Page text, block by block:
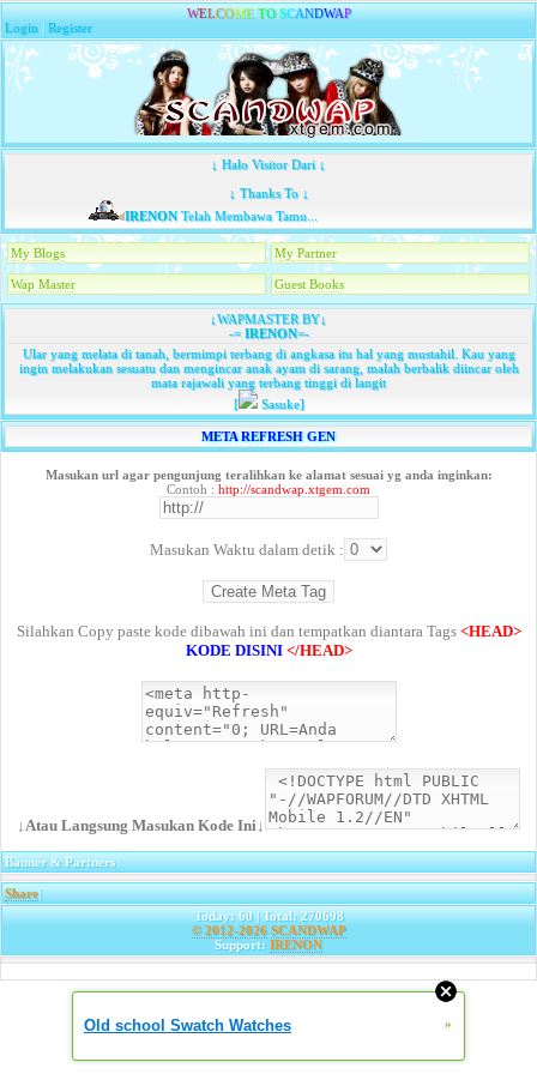
WELCOME TO SCANDWAP
Login |Register
↓ Halo Visitor Dari ↓
↓ Thanks To ↓
IRENONTelah Membawa Tamu...
My Blogs My Partner
Wap Master Guest Books
↓WAPMASTER BY↓
-=IRENON=-
Ular yang melata di tanah, bermimpi terbang di angkasa itu hal yang mustahil. Kau yang
ingin melakukan sesuatu dan mengincar anak ayam di sarang, malah berbalik diincar oleh
mata rajawali yang terbang tinggi di langit
[
Sasuke]
META REFRESH GEN
Masukan url agar pengunjung teralihkan ke alamat sesuai yg anda inginkan:
Contoh : http://scandwap.xtgem.com
Masukan Waktu dalam detik :
Silahkan Copy paste kode dibawah ini dan tempatkan diantara Tags <HEAD>
KODE DISINI </HEAD>
↓Atau Langsung Masukan Kode Ini↓
Banner & Partners
Share|
Today: 60 | Total: 270698
© 2012-2026 SCANDWAP
Support: IRENON
Old school Swatch Watches »